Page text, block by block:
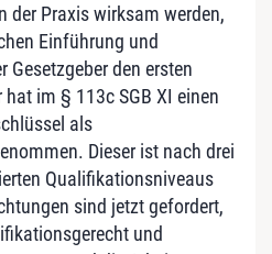
der Praxis wirksam werden,
Einführung und
Gesetzgeber den ersten
im § 113c SGB XI einen
als
Dieser ist nach drei
Qualifikationsniveaus
sind jetzt gefordert,
und